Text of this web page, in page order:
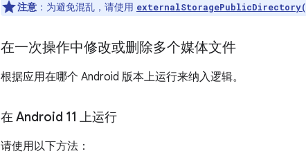
注意 ：为避免混乱，请使用
在一次操作中修改或删除多个媒体文件
根据应用在哪个 Android 版本上运行来纳入逻辑。
在 Android 11 上运行
请使用以下方法：